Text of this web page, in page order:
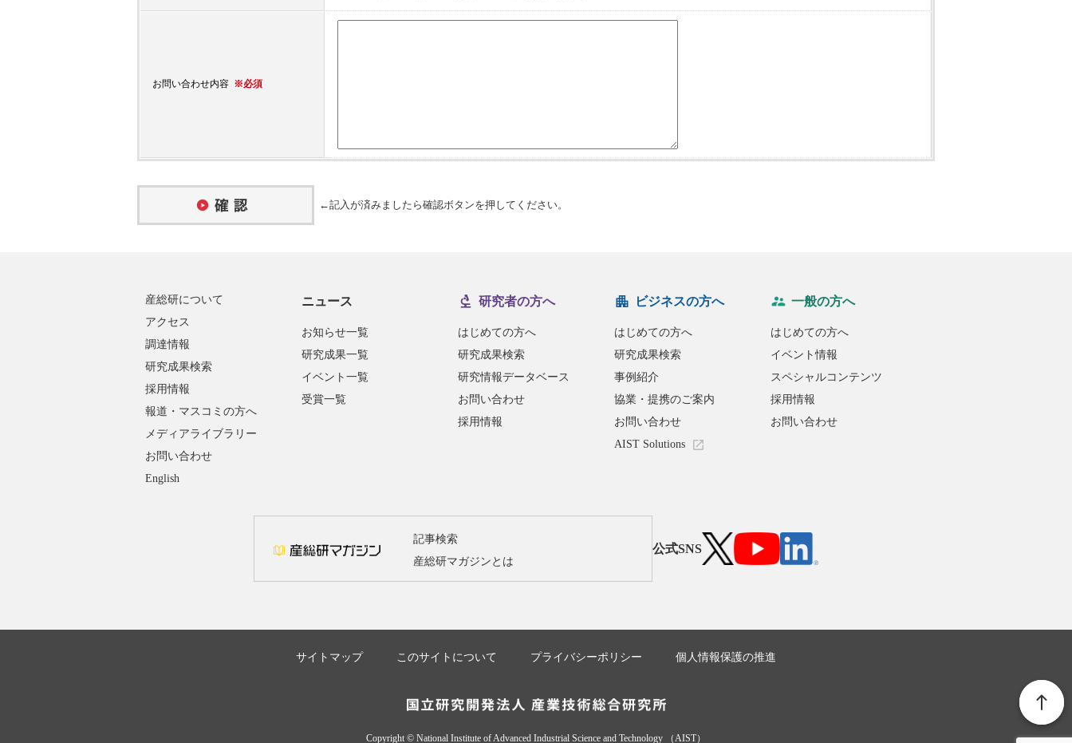
お問い合わせ内容 ※必須
←記入が済みましたら確認ボタンを押してください。
産総研について
アクセス
調達情報
研究成果検索
採用情報
報道・マスコミの方へ
メディアライブラリー
お問い合わせ
English
ニュース
お知らせ一覧
研究成果一覧
イベント一覧
受賞一覧
研究者の方へ
はじめての方へ
研究成果検索
研究情報データベース
お問い合わせ
採用情報
ビジネスの方へ
はじめての方へ
研究成果検索
事例紹介
協業・提携のご案内
お問い合わせ
AIST Solutions
一般の方へ
はじめての方へ
イベント情報
スペシャルコンテンツ
採用情報
お問い合わせ
記事検索
産総研マガジンとは
公式SNS
サイトマップ このサイトについて プライバシーポリシー 個人情報保護の推進
Copyright © National Institute of Advanced Industrial Science and Technology （AIST）